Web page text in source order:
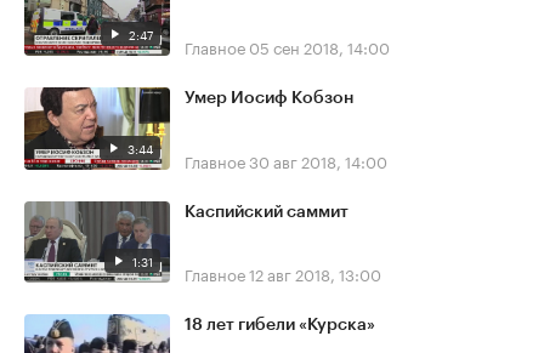
2:47 Главное 05 сен 2018, 14:00
3:44
Умер Иосиф Кобзон
Главное30 авг 2018, 14:00
1:31
Каспийский саммит
Главное12 авг 2018, 13:00
18 лет гибели «Курска»